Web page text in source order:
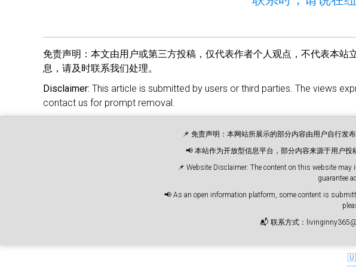
免责声明： 本文由用户或第三方投稿，仅代表作者个人观点，不代表本
息，请及时联系我们处理。
Disclaimer: This article is submitted by users or third parties. The views
contact us for prompt removal.
📌 免责声明：本网站所展示的部分内容由用户自行发
📢 本站作为开放型信息平台，部分内容来源于用户
📌 Website Disclaimer: The content on this website
guarantee
📢 As an open information platform, some content is
📬 联系方式：